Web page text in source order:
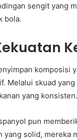
sengit yang
bola.
komposisi
Melalui skuad
yang konsisten.
pun
yang solid, mereka